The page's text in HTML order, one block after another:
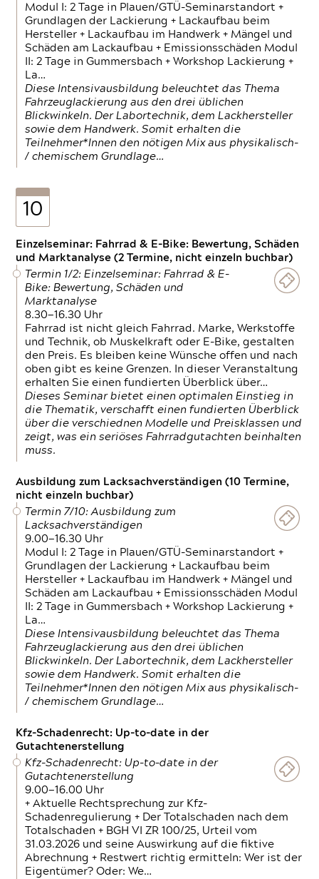
Modul I: 2 Tage in Plauen/GTÜ-Seminarstandort +
Grundlagen der Lackierung + Lackaufbau beim
Hersteller + Lackaufbau im Handwerk + Mängel und
Schäden am Lackaufbau + Emissionsschäden Modul
II: 2 Tage in Gummersbach + Workshop Lackierung +
La…
Diese Intensivausbildung beleuchtet das Thema
Fahrzeuglackierung aus den drei üblichen
Blickwinkeln. Der Labortechnik, dem Lackhersteller
sowie dem Handwerk. Somit erhalten die
Teilnehmer*Innen den nötigen Mix aus physikalisch-
/ chemischem Grundlage…
10
Einzelseminar: Fahrrad & E-Bike: Bewertung, Schäden
und Marktanalyse (2 Termine, nicht einzeln buchbar)
Termin 1/2: Einzelseminar: Fahrrad & E-
Bike: Bewertung, Schäden und
Marktanalyse
8.30—16.30 Uhr
Fahrrad ist nicht gleich Fahrrad. Marke, Werkstoffe
und Technik, ob Muskelkraft oder E-Bike, gestalten
den Preis. Es bleiben keine Wünsche offen und nach
oben gibt es keine Grenzen. In dieser Veranstaltung
erhalten Sie einen fundierten Überblick über…
Dieses Seminar bietet einen optimalen Einstieg in
die Thematik, verschafft einen fundierten Überblick
über die verschiednen Modelle und Preisklassen und
zeigt, was ein seriöses Fahrradgutachten beinhalten
muss.
Ausbildung zum Lacksachverständigen (10 Termine,
nicht einzeln buchbar)
Termin 7/10: Ausbildung zum
Lacksachverständigen
9.00—16.30 Uhr
Modul I: 2 Tage in Plauen/GTÜ-Seminarstandort +
Grundlagen der Lackierung + Lackaufbau beim
Hersteller + Lackaufbau im Handwerk + Mängel und
Schäden am Lackaufbau + Emissionsschäden Modul
II: 2 Tage in Gummersbach + Workshop Lackierung +
La…
Diese Intensivausbildung beleuchtet das Thema
Fahrzeuglackierung aus den drei üblichen
Blickwinkeln. Der Labortechnik, dem Lackhersteller
sowie dem Handwerk. Somit erhalten die
Teilnehmer*Innen den nötigen Mix aus physikalisch-
/ chemischem Grundlage…
Kfz-Schadenrecht: Up-to-date in der
Gutachtenerstellung
Kfz-Schadenrecht: Up-to-date in der
Gutachtenerstellung
9.00—16.00 Uhr
+ Aktuelle Rechtsprechung zur Kfz-
Schadenregulierung + Der Totalschaden nach dem
Totalschaden + BGH VI ZR 100/25, Urteil vom
31.03.2026 und seine Auswirkung auf die fiktive
Abrechnung + Restwert richtig ermitteln: Wer ist der
Eigentümer? Oder: We…